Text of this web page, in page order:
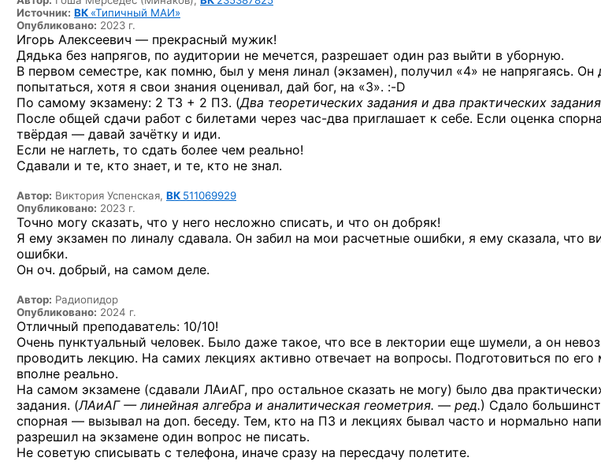
Источник: ВК «Типичный МАИ»
Опубликовано: 2023 г.
Игорь Алексеевич — прекрасный мужик!
Дядька без напрягов, по аудитории не мечется, разрешает один раз выйти в уборную.
В первом семестре, как помню, был у меня линал (экзамен), получил «4» не напрягаясь. Он
попытаться, хотя я свои знания оценивал, дай бог, на «3». :-D
По самому экзамену: 2 ТЗ + 2 ПЗ. (Два теоретических задания и два практических
После общей сдачи работ с билетами через час-два приглашает к себе. Если оценка
твёрдая — давай зачётку и иди.
Если не наглеть, то сдать более чем реально!
Сдавали и те, кто знает, и те, кто не знал.
Автор: Виктория Успенская, ВК 511069929
Опубликовано: 2023 г.
Точно могу сказать, что у него несложно списать, и что он добряк!
Я ему экзамен по линалу сдавала. Он забил на мои расчетные ошибки, я ему сказала, что
ошибки.
Он оч. добрый, на самом деле.
Автор: Радиопидор
Опубликовано: 2024 г.
Отличный преподаватель: 10/10!
Очень пунктуальный человек. Было даже такое, что все в лектории еще шумели, а он
проводить лекцию. На самих лекциях активно отвечает на вопросы. Подготовиться по его
вполне реально.
На самом экзамене (сдавали ЛАиАГ, про остальное сказать не могу) было два
задания. (ЛАиАГ — линейная алгебра и аналитическая геометрия. — ред.) Сдало
спорная — вызывал на доп. беседу. Тем, кто на ПЗ и лекциях бывал часто и нормально
разрешил на экзамене один вопрос не писать.
Не советую списывать с телефона, иначе сразу на пересдачу полетите.